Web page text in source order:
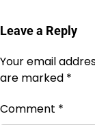
Leave a Reply
Your email
are marked *
Comment *